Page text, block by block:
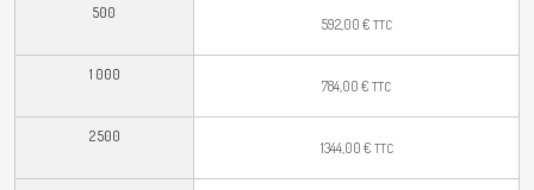
500
592,00€ TTC
1 000
784,00€ TTC
2 500
1344,00€ TTC